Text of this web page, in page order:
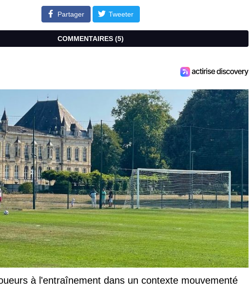
Partager Tweeter
COMMENTAIRES (5)
à l'entraînement dans un contexte mouvementé